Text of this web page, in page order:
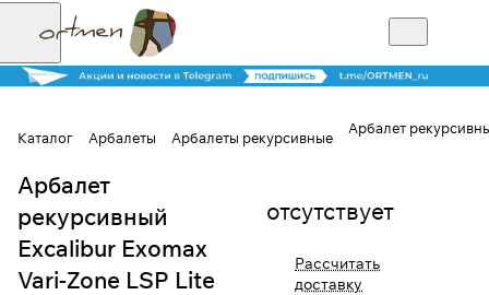
Каталог Арбалеты Арбалеты рекурсивные
Арбалет
Арбалет
рекурсивный
Excalibur Exomax
Vari-Zone LSP Lite
отсутствует
Рассчитать
доставку
Для клиентов всех банков
Разбейте
оплату на части